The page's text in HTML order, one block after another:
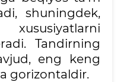
shuningdek,
Tandirning
eng keng
gorizontaldir.